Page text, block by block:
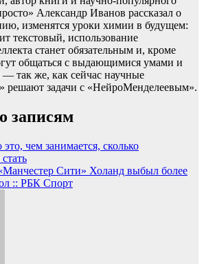
Александр Иванов рассказал о
изменятся уроки химии в будущем:
текстовый, использование
станет обязательным и, кроме
общаться с выдающимися умами и
— так же, как сейчас научные
решают задачи с «НейроМенделеевым».
записям
чем занимается, сколько
Сити» Холанд выбыл более
:: РБК Спорт